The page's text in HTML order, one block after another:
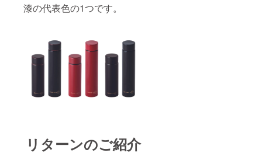
漆の代表色の1つです。
リターンのご紹介